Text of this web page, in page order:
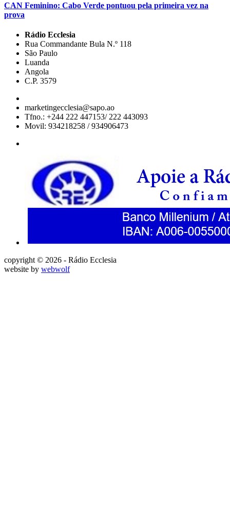
CAN Feminino: Cabo Verde pontuou pela primeira vez na
prova
Rádio Ecclesia
Rua Commandante Bula N.º 118
São Paulo
Luanda
Angola
C.P. 3579
marketingecclesia@sapo.ao
Tfno.: +244 222 447153/ 222 443093
Movil: 934218258 / 934906473
copyright © 2026 - Rádio Ecclesia
website by webwolf